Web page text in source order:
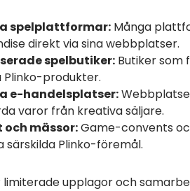
spelplattformar: Många
direkt via sina webbplatser.
spelbutiker: Butiker som
Plinko-produkter.
e-handelsplatser:
varor från kreativa säljare.
och mässor:Game-convents
särskilda Plinko-föremål.
upplagor och